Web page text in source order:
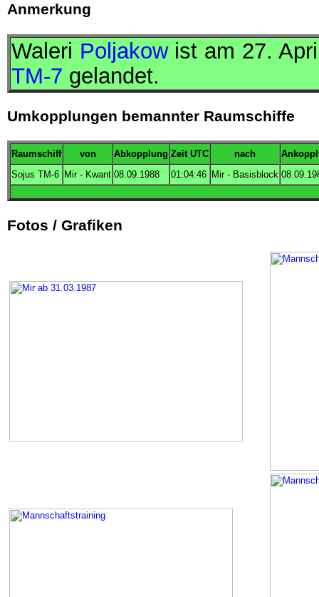
Anmerkung
Waleri Poljakowist am 27.
TM-7 gelandet.
Umkopplungen bemannter Raumschiffe
Raumschiff von Abkopplung Zeit UTC nach
Sojus TM-6 Mir - Kwant 08.09.1988 01:04:46 Mir - Basisblock
Fotos / Grafiken